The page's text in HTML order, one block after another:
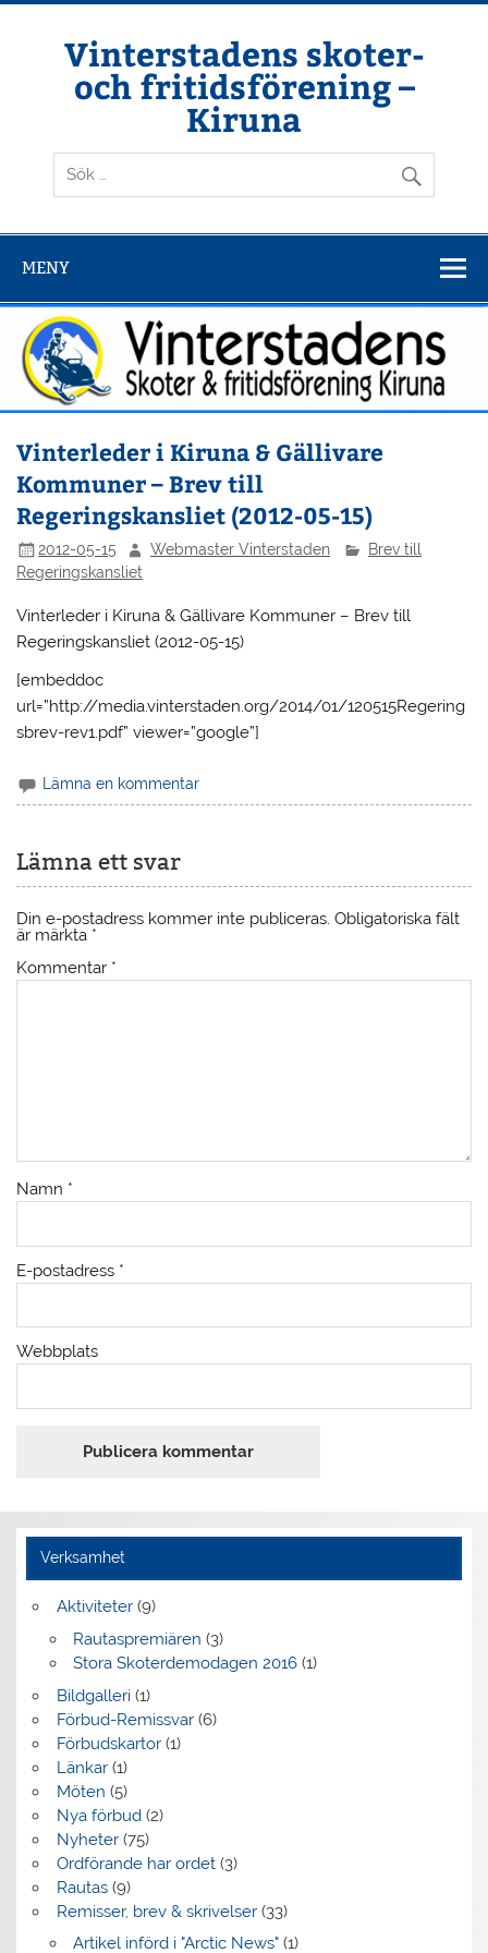
Hoppa
Vinterstadens skoter-
och fritidsförening –
Kiruna
Din ljuslykta i vintermörkret
MENY
Vinterleder i Kiruna & Gällivare
Kommuner – Brev till
Regeringskansliet (2012-05-15)
2012-05-15 Webmaster Vinterstaden
Brev till
Regeringskansliet
Vinterleder i Kiruna & Gällivare Kommuner – Brev till
Regeringskansliet (2012-05-15)
[embeddoc
url=”http://media.vinterstaden.org/2014/01/120515Regering
sbrev-rev1.pdf” viewer=”google”]
Lämna en kommentar
Lämna ett svar
Din e-postadress kommer inte publiceras. Obligatoriska fält
är märkta *
Kommentar *
Namn *
E-postadress *
Webbplats
Verksamhet
Aktiviteter(9)
Rautaspremiären (3)
Stora Skoterdemodagen 2016(1)
Bildgalleri(1)
Förbud-Remissvar(6)
Förbudskartor(1)
Länkar(1)
Möten (5)
Nya förbud(2)
Nyheter(75)
Ordförande har ordet(3)
Rautas(9)
Remisser, brev & skrivelser(33)
Artikel införd i "Arctic News"(1)